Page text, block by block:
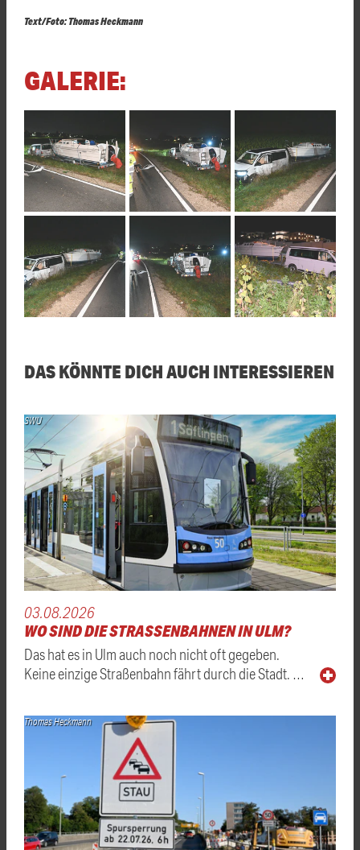
Text/Foto: Thomas Heckmann
GALERIE:
DAS KÖNNTE DICH AUCH INTERESSIEREN
SWU
03.08.2026
WO SIND DIE STRASSENBAHNEN IN ULM?
Das hat es in Ulm auch noch nicht oft gegeben.
Keine einzige Straßenbahn fährt durch die Stadt. …
Thomas Heckmann